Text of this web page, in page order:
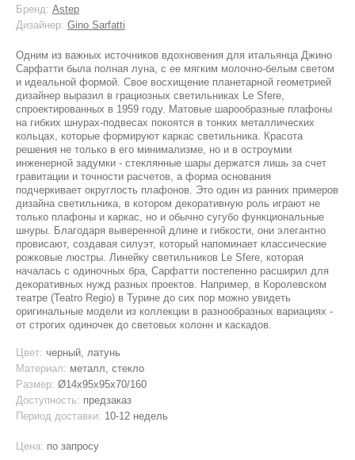
Бренд: Astep
Дизайнер: Gino Sarfatti
Одним из важных источников вдохновения для итальянца Джино
Сарфатти была полная луна, с ее мягким молочно-белым светом
и идеальной формой. Свое восхищение планетарной геометрией
дизайнер выразил в грациозных светильниках Le Sfere,
спроектированных в 1959 году. Матовые шарообразные плафоны
на гибких шнурах-подвесах покоятся в тонких металлических
кольцах, которые формируют каркас светильника. Красота
решения не только в его минимализме, но и в остроумии
инженерной задумки - стеклянные шары держатся лишь за счет
гравитации и точности расчетов, а форма основания
подчеркивает округлость плафонов. Это один из ранних примеров
дизайна светильника, в котором декоративную роль играют не
только плафоны и каркас, но и обычно сугубо функциональные
шнуры. Благодаря выверенной длине и гибкости, они элегантно
провисают, создавая силуэт, который напоминает классические
рожковые люстры. Линейку светильников Le Sfere, которая
началась с одиночных бра, Сарфатти постепенно расширил для
декоративных нужд разных проектов. Например, в Королевском
театре (Teatro Regio) в Турине до сих пор можно увидеть
оригинальные модели из коллекции в разнообразных вариациях -
от строгих одиночек до световых колонн и каскадов.
Цвет: черный, латунь
Материал: металл, стекло
Размер: Ø14x95х95х70/160
Доступность: предзаказ
Период доставки: 10-12 недель
Цена: по запросу